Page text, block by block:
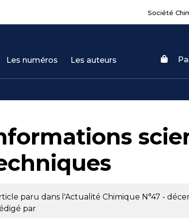
Société
Les numéros Les auteurs
paru dans l'Actualité Chimique N°47 -
par